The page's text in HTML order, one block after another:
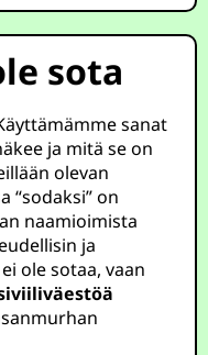
sota
sanat
ja mitä se on
olevan
“sodaksi” on
naamioimista
ja
ole sotaa, vaan